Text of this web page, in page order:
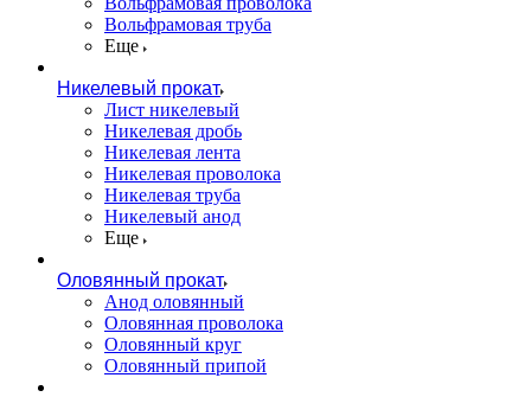
Вольфрамовая труба
Еще
Никелевый прокат
Лист никелевый
Никелевая дробь
Никелевая лента
Никелевая проволока
Никелевая труба
Никелевый анод
Еще
Оловянный прокат
Анод оловянный
Оловянная проволока
Оловянный круг
Оловянный припой